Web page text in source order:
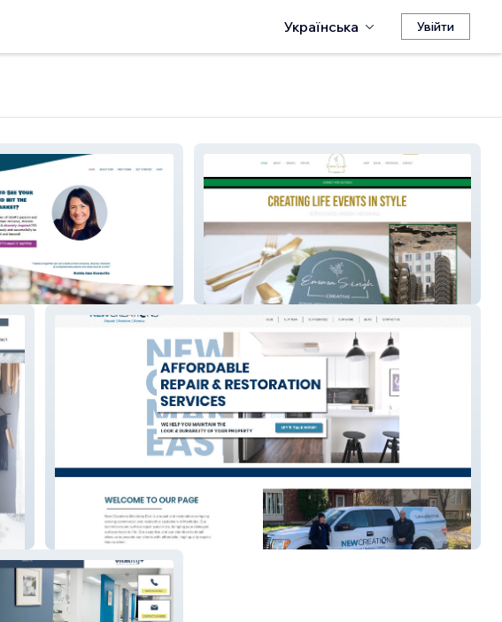
Українська Увійти
Emma Singh Creative
New Creations MB